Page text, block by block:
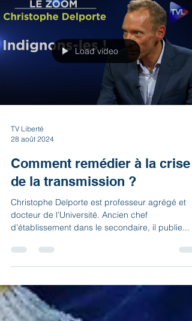
Load video
TV Liberté
28 août 2024
Comment remédier à la crise
de la transmission ?
Christophe Delporte est professeur agrégé et
docteur de l’Université. Ancien chef
d’établissement dans le secondaire, il publie...